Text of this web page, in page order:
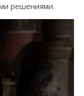
решениями.